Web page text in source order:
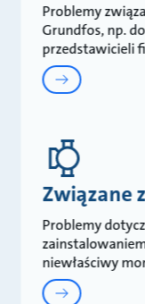
Problemy
Grundfos, np.
przedstawicieli
Związane
Problemy
niewłaściwy